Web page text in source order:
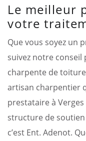
Le meilleur
votre
Que vous soyez un
suivez notre
charpente de
artisan charpentier
prestataire à
structure de
c’est Ent. Adenot.